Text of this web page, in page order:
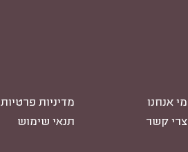
מי אנחנו
צרי קשר
מדיניות פרטיות
תנאי שימוש